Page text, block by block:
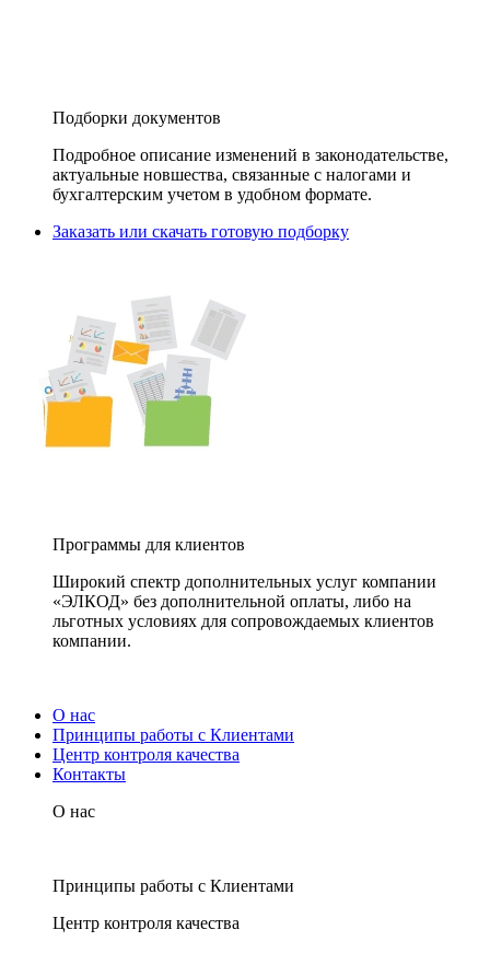
Подборки документов
Подробное описание изменений в законодательстве,
актуальные новшества, связанные с налогами и
бухгалтерским учетом в удобном формате.
Заказать или скачать готовую подборку
Программы для клиентов
Широкий спектр дополнительных услуг компании
«ЭЛКОД» без дополнительной оплаты, либо на
льготных условиях для сопровождаемых клиентов
компании.
О нас
Принципы работы с Клиентами
Центр контроля качества
Контакты
О нас
Принципы работы с Клиентами
Центр контроля качества